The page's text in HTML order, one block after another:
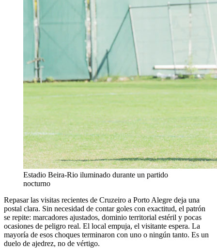
Estadio Beira-Rio iluminado durante un partido
nocturno
Repasar las visitas recientes de Cruzeiro a Porto Alegre deja una
postal clara. Sin necesidad de contar goles con exactitud, el patrón
se repite: marcadores ajustados, dominio territorial estéril y pocas
ocasiones de peligro real. El local empuja, el visitante espera. La
mayoría de esos choques terminaron con uno o ningún tanto. Es un
duelo de ajedrez, no de vértigo.